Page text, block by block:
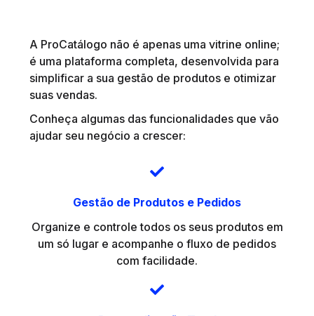
A ProCatálogo não é apenas uma vitrine online;
é uma plataforma completa, desenvolvida para
simplificar a sua gestão de produtos e otimizar
suas vendas.
Conheça algumas das funcionalidades que vão
ajudar seu negócio a crescer:
Gestão de Produtos e Pedidos
Organize e controle todos os seus produtos em
um só lugar e acompanhe o fluxo de pedidos
com facilidade.